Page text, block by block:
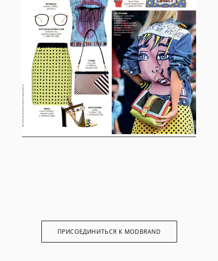
ПРИСОЕДИНИТЬСЯ К MODBRAND